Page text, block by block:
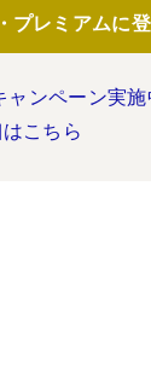
プレミアムに
ンペーン実施
こちら